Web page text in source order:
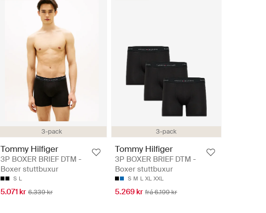
3-pack
Tommy Hilfiger
3P BOXER BRIEF DTM -
Boxer stuttbuxur
S L
5.071 kr 6.339 kr
3-pack
Tommy Hilfiger
3P BOXER BRIEF DTM -
Boxer stuttbuxur
S M L XL XXL
5.269 kr frá 6.199 kr